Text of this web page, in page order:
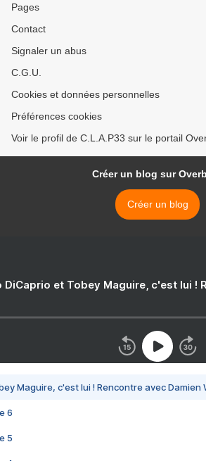
Pages
Contact
Signaler un abus
C.G.U.
Cookies et données personnelles
Préférences cookies
Voir le profil de C.L.A.P33 sur le portail
Créer un blog sur
Créer un blog
DiCaprio et Tobey Maguire, c'est lui !
Maguire, c'est lui ! Rencontre avec Damien
6
5